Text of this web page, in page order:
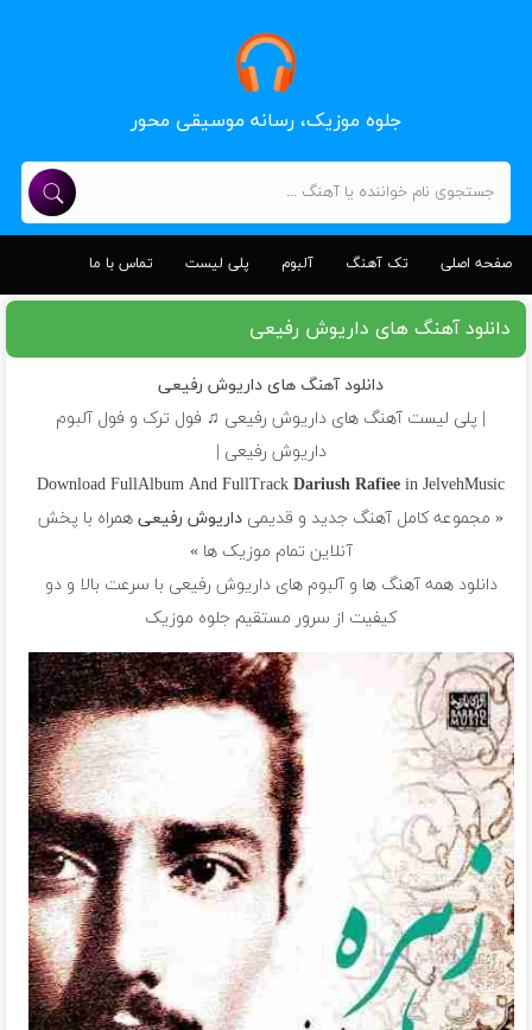
جلوه موزیک، رسانه موسیقی محور
صفحه اصلی تک آهنگ آلبوم پلی لیست تماس با ما
دانلود آهنگ های داریوش رفیعی
دانلود آهنگ های داریوش رفیعی
| پلی لیست آهنگ های داریوش رفیعی ♫ فول ترک و فول آلبوم
داریوش رفیعی |
Download FullAlbum And FullTrackDariush Rafieein JelvehMusic
« مجموعه کامل آهنگ جدید و قدیمی داریوش رفیعیهمراه با پخش
آنلاین تمام موزیک ها »
دانلود همه آهنگ ها و آلبوم های داریوش رفیعی با سرعت بالا و دو
کیفیت از سرور مستقیم جلوه موزیک